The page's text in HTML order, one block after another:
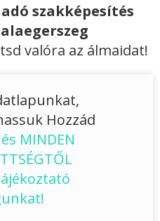
szakképesítés
valóra az álmaidat!
Hozzád
MINDEN